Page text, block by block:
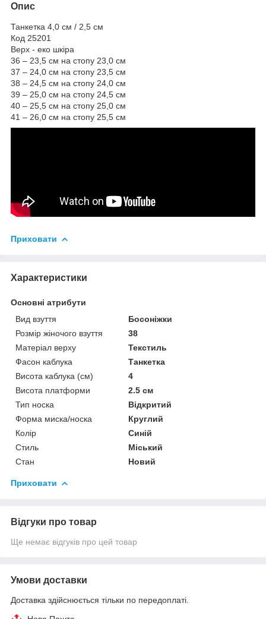
Опис
Танкетка 4,0 см / 2,5 см
Код 25201
Верх - еко шкіра
36 – 23,5 см на стопу 23,0 см
37 – 24,0 см на стопу 23,5 см
38 – 24,5 см на стопу 24,0 см
39 – 25,0 см на стопу 24,5 см
40 – 25,5 см на стопу 25,0 см
41 – 26,0 см на стопу 25,5 см
Приховати
Характеристики
Основні атрибути
Вид взуття
Босоніжки
Розмір жіночого взуття
38
Матеріал верху
Текстиль
Фасон каблука
Танкетка
Висота каблука (см)
4
Висота платформи
2.5 см
Тип носка
Відкритий
Форма миска/носка
Круглий
Колір
Синій
Стиль
Міський
Стан
Новий
Приховати
Відгуки про товар
Ще немає відгуків про цей товар
Умови доставки
Доставка здійснюється тільки по передоплаті.